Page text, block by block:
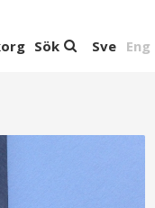
Sve Eng
Sök